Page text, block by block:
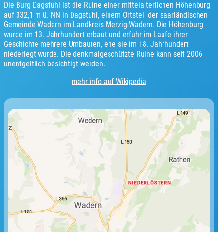
Die Burg Dagstuhl ist die Ruine einer mittelalterlichen Höhenburg
auf 332,1 m ü. NN in Dagstuhl, einem Ortsteil der saarländischen
Gemeinde Wadern im Landkreis Merzig-Wadern. Die Höhenburg
wurde im 13. Jahrhundert erbaut und erfuhr im Laufe ihrer
Geschichte mehrere Umbauten, ehe sie im 18. Jahrhundert
niederlegt wurde. Die denkmalgeschützte Ruine kann seit 2006
unentgeltlich besichtigt werden.
mehr info auf Wikipedia